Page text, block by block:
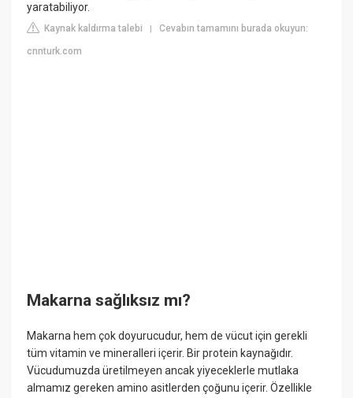
yaratabiliyor.
Kaynak kaldırma talebi |Cevabın tamamını burada okuyun:
cnnturk.com
Makarna sağlıksız mı?
Makarna hem çok doyurucudur, hem de vücut için gerekli
tüm vitamin ve mineralleri içerir. Bir protein kaynağıdır.
Vücudumuzda üretilmeyen ancak yiyeceklerle mutlaka
almamız gereken amino asitlerden çoğunu içerir. Özellikle